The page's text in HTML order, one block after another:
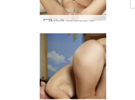
एंगेली का पहला सत्र #22